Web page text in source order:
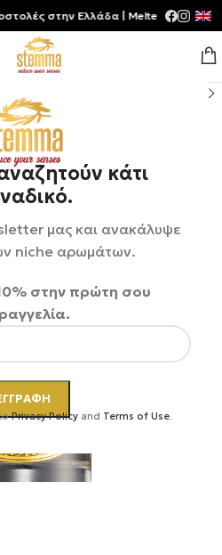
κάτι
μας και ανακάλυψε
niche αρωμάτων.
στην πρώτη σου
toPrivacy Policy and Terms of Use.
στην Ελλάδα | Meltemia Exclusive